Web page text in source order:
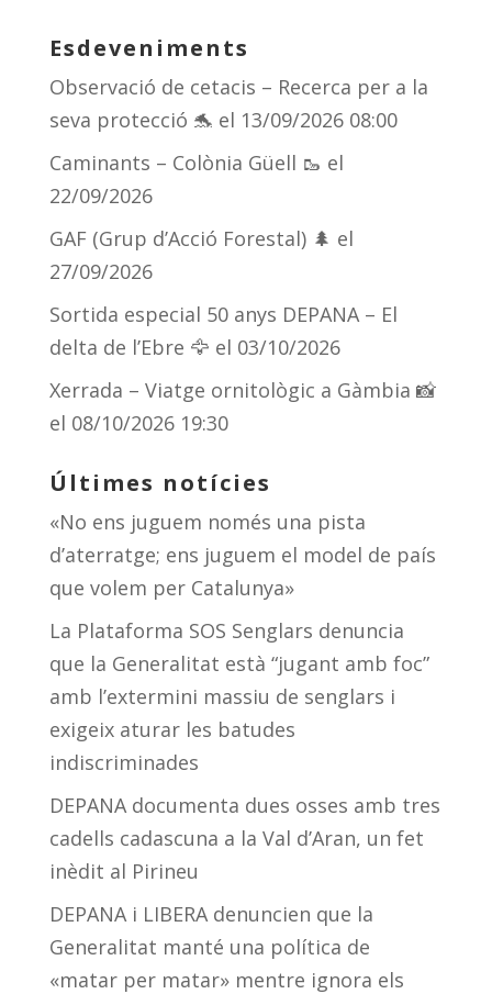
Esdeveniments
Observació de cetacis – Recerca per a la
seva protecció 🐬 el 13/09/2026 08:00
Caminants – Colònia Güell 🥾 el
22/09/2026
GAF (Grup d’Acció Forestal) 🌲 el
27/09/2026
Sortida especial 50 anys DEPANA – El
delta de l’Ebre 🦅 el 03/10/2026
Xerrada – Viatge ornitològic a Gàmbia 📸
el 08/10/2026 19:30
Últimes notícies
«No ens juguem només una pista
d’aterratge; ens juguem el model de país
que volem per Catalunya»
La Plataforma SOS Senglars denuncia
que la Generalitat està “jugant amb foc”
amb l’extermini massiu de senglars i
exigeix aturar les batudes
indiscriminades
DEPANA documenta dues osses amb tres
cadells cadascuna a la Val d’Aran, un fet
inèdit al Pirineu
DEPANA i LIBERA denuncien que la
Generalitat manté una política de
«matar per matar» mentre ignora els